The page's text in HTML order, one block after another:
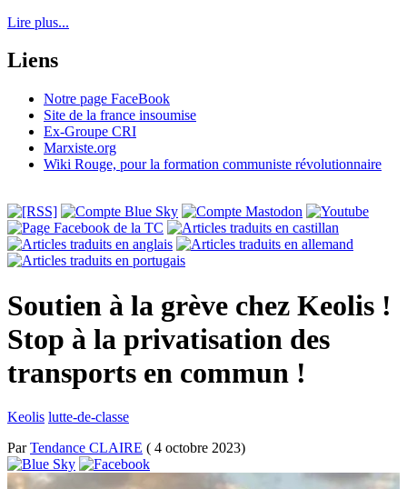
Lire plus...
Liens
Notre page FaceBook
Site de la france insoumise
Ex-Groupe CRI
Marxiste.org
Wiki Rouge, pour la formation communiste révolutionnaire
Soutien à la grève chez Keolis !
Stop à la privatisation des
transports en commun !
Keolis lutte-de-classe
ParTendance CLAIRE ( 4 octobre 2023)